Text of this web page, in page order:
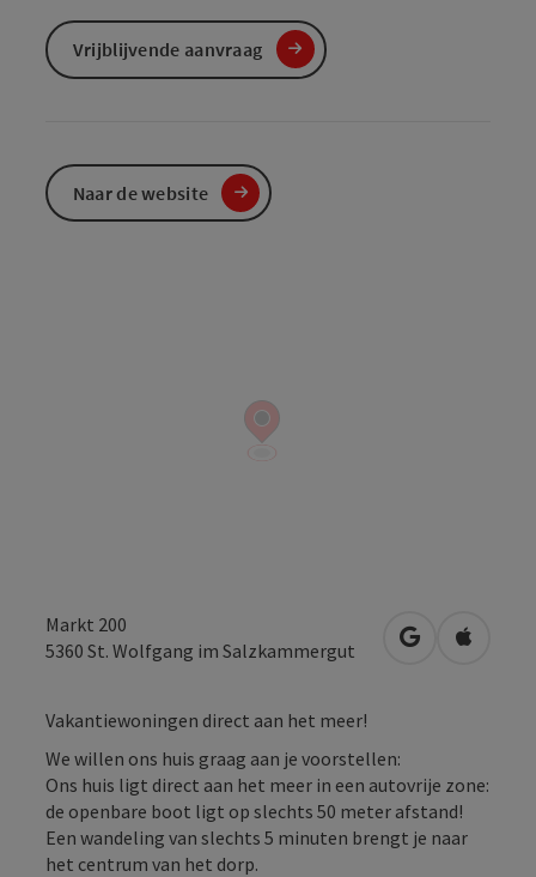
Markt 200
5360 St. Wolfgang im Salzkammergut Openen in
Vakantiewoningen direct aan het meer!
We willen ons huis graag aan je voorstellen:
Ons huis ligt direct aan het meer in een autovrije zone:
de openbare boot ligt op slechts 50 meter afstand!
Een wandeling van slechts 5 minuten brengt je naar
het centrum van het dorp.
Vrijblijvende aanvraag
Naar de website